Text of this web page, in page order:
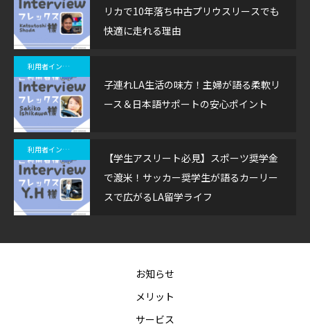
リカで10年落ち中古プリウスリースでも
快適に走れる理由
利用者インタビュー
子連れLA生活の味方！主婦が語る柔軟リ
ース＆日本語サポートの安心ポイント
利用者インタビュー
【学生アスリート必見】スポーツ奨学金
で渡米！サッカー奨学生が語るカーリー
スで広がるLA留学ライフ
お知らせ
メリット
サービス